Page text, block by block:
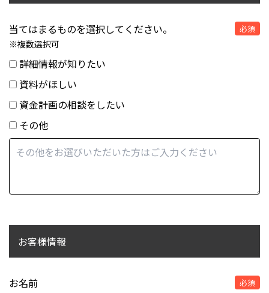
当てはまるものを選択してください。
※複数選択可
必須
詳細情報が知りたい
資料がほしい
資金計画の相談をしたい
その他
お客様情報
お名前 必須